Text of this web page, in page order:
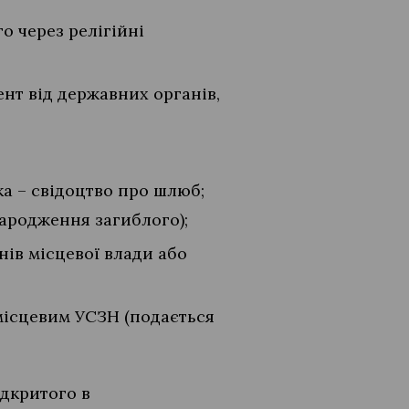
через релігійні
від державних органів,
– свідоцтво про шлюб;
загиблого);
місцевої влади або
УСЗН (подається
в